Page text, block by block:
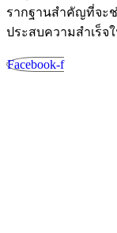
รากฐานสำคัญที่จะ
ประสบความสำเร็จ
Facebook-f